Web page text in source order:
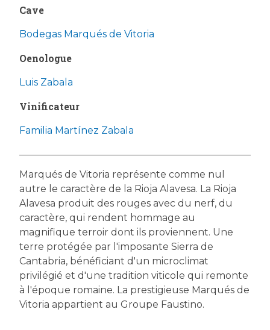
Cave
Bodegas Marqués de Vitoria
Oenologue
Luis Zabala
Vinificateur
Familia Martínez Zabala
Marqués de Vitoria représente comme nul
autre le caractère de la Rioja Alavesa. La Rioja
Alavesa produit des rouges avec du nerf, du
caractère, qui rendent hommage au
magnifique terroir dont ils proviennent. Une
terre protégée par l'imposante Sierra de
Cantabria, bénéficiant d'un microclimat
privilégié et d'une tradition viticole qui remonte
à l'époque romaine. La prestigieuse Marqués de
Vitoria appartient au Groupe Faustino.